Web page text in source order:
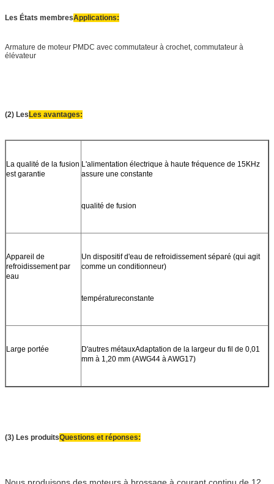
Les États membresApplications:
Armature de moteur PMDC avec commutateur à crochet, commutateur à
élévateur
(2) LesLes avantages:
La qualité de la fusion
est garantie
L'alimentation électrique à haute fréquence de 15KHz
assure une constante
qualité de fusion
Appareil de
refroidissement par
eau
Un dispositif d'eau de refroidissement séparé (qui agit
comme un conditionneur)
températureconstante
Large portée D'autres métauxAdaptation de la largeur du fil de 0,01
mm à 1,20 mm (AWG44 à AWG17)
(3) Les produitsQuestions et réponses: